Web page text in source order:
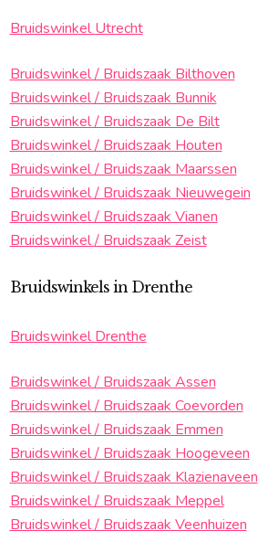
Bruidswinkel Utrecht
Bruidswinkel / Bruidszaak Bilthoven
Bruidswinkel / Bruidszaak Bunnik
Bruidswinkel / Bruidszaak De Bilt
Bruidswinkel / Bruidszaak Houten
Bruidswinkel / Bruidszaak Maarssen
Bruidswinkel / Bruidszaak Nieuwegein
Bruidswinkel / Bruidszaak Vianen
Bruidswinkel / Bruidszaak Zeist
Bruidswinkels in Drenthe
Bruidswinkel Drenthe
Bruidswinkel / Bruidszaak Assen
Bruidswinkel / Bruidszaak Coevorden
Bruidswinkel / Bruidszaak Emmen
Bruidswinkel / Bruidszaak Hoogeveen
Bruidswinkel / Bruidszaak Klazienaveen
Bruidswinkel / Bruidszaak Meppel
Bruidswinkel / Bruidszaak Veenhuizen